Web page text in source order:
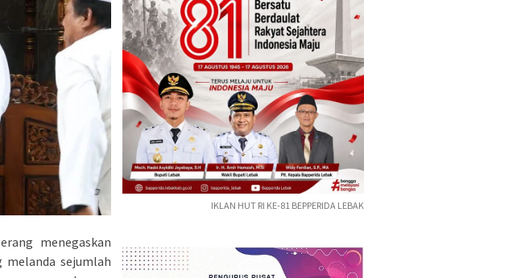
menegaskan
melanda sejumlah
IKLAN HUT RI KE-81 BEPPERIDA LEBAK